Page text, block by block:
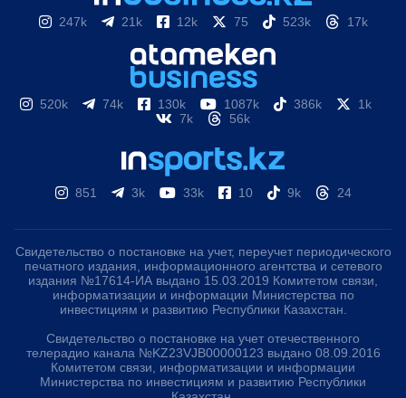
247k 21k 12k 75 523k 17k
520k 74k 130k 1087k 386k
1k
7k
56k
851 3k 33k 10 9k 24
Свидетельство о постановке на учет, переучет периодического
печатного издания, информационного агентства и сетевого
издания №17614-ИА выдано 15.03.2019 Комитетом связи,
информатизации и информации Министерства по
инвестициям и развитию Республики Казахстан.
Свидетельство о постановке на учет отечественного
телерадио канала №KZ23VJB00000123 выдано 08.09.2016
Комитетом связи, информатизации и информации
Министерства по инвестициям и развитию Республики